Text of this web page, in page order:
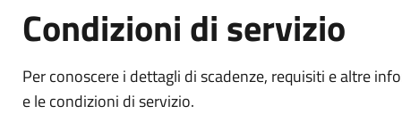
Condizioni di servizio
Per conoscere i dettagli di scadenze, requisiti e altre
e le condizioni di servizio.